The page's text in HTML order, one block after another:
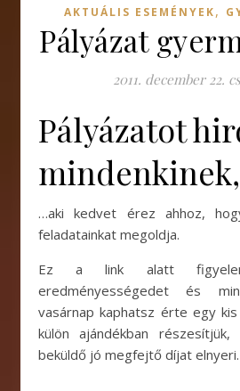
AKTUÁLIS ESEMÉNYEK,
Pályázat
2011. december 22.
Pályázatot
…aki kedvet érez ahhoz, hogy havonta változó
feladatainkat megoldja.
Ez a link alatt
eredményességedet és
vasárnap kaphatsz érte egy
külön ajándékban
beküldő jó megfejtő díjat elnyeri.